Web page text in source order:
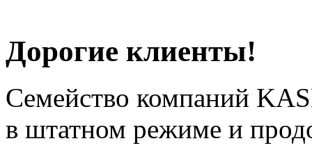
Дорогие клиенты!
Семейство компаний
в штатном режиме и